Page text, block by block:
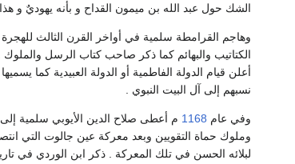
الشك حول عبد الله بن ميمون القداح و بأنه يهوديٌ و
الكتاتيب والبهائم كما ذكر صاحب كتاب الرسل
أعلن قيام الدولة الفاطمية أو الدولة العبيدية كما
نسبهم إلى آل البيت النبوي .
وفي عام 1168 م أعطى صلاح الدين الأيوبي سلمية
لبلائه الحسن في تلك المعركة . ذكر ابن الوردي في